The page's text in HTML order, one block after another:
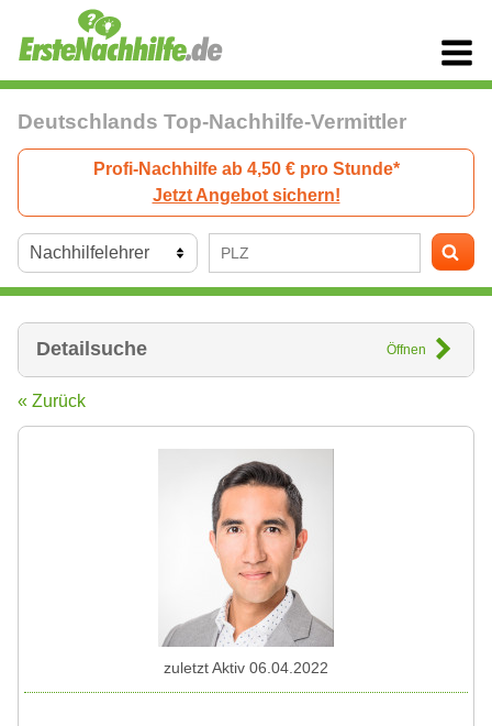
Deutschlands Top-Nachhilfe-Vermittler
Profi-Nachhilfe ab 4,50 € pro Stunde*
Jetzt Angebot sichern!
Detailsuche Öffnen
« Zurück
zuletzt Aktiv 06.04.2022